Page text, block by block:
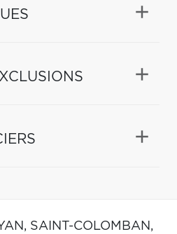
SAINT-COLOMBAN,